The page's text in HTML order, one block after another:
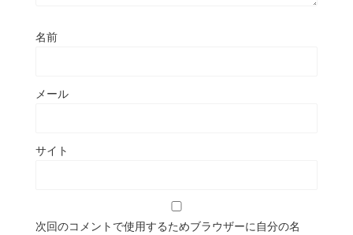
名前
メール
サイト
次回のコメントで使用するためブラウザーに自分の名